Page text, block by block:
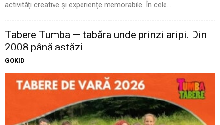
activități creative și experiențe memorabile. În cele...
Tabere Tumba — tabăra unde prinzi aripi. Din
2008 până astăzi
GOKID